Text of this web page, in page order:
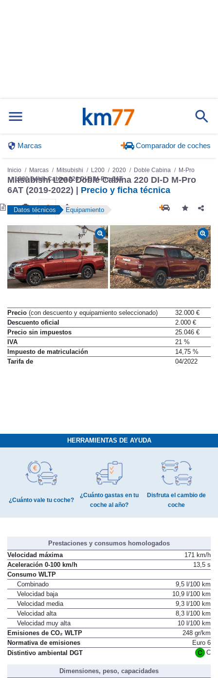
Marcas Comparador de coches
Inicio Marcas Mitsubishi L200 2020 Doble Cabina
M-Pro
L200 Doble Cabina 220 DI-D M-Pro 6AT
Mitsubishi L200 Doble Cabina 220 DI-D M-Pro
6AT (2019-2022) | Precio y ficha técnica
Datos técnicos Equipamiento
Precio (con descuento y equipamiento seleccionado)
32.000 €
Descuento oficial
2.000 €
Precio sin impuestos
25.046 €
IVA
21 %
Impuesto de matriculación
14,75 %
Tarifa de
04/2022
HERRAMIENTAS DE AYUDA
¿Cuánto vale tu coche?
¿Cuánto gastas en tu
coche al año?
Disfruta el cambio de
coche
Prestaciones y consumos homologados
Velocidad máxima
171 km/h
Aceleración 0-100 km/h
13,5 s
Consumo WLTP
Combinado
9,5 l/100 km
Velocidad baja
10,9 l/100 km
Velocidad media
9,3 l/100 km
Velocidad alta
8,3 l/100 km
Velocidad muy alta
10 l/100 km
Emisiones de CO₂ WLTP
248 gr/km
Normativa de emisiones
Euro 6
Distintivo ambiental DGT
C
Dimensiones, peso, capacidades